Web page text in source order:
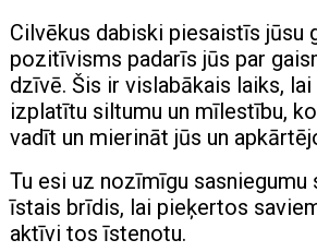
Cilvēkus dabiski piesaistīs jūsu
pozitīvisms padarīs jūs par
dzīvē. Šis ir vislabākais laiks,
izplatītu siltumu un mīlestību,
vadīt un mierināt jūs un
Tu esi uz nozīmīgu sasniegumu
īstais brīdis, lai pieķertos
aktīvi tos īstenotu.